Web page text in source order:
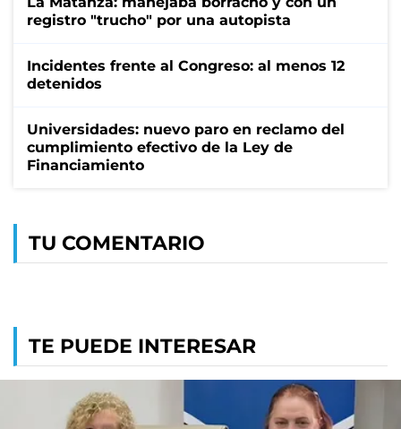
registro "trucho" por una autopista
Incidentes frente al Congreso: al menos 12
detenidos
Universidades: nuevo paro en reclamo del
cumplimiento efectivo de la Ley de
Financiamiento
TU COMENTARIO
TE PUEDE INTERESAR